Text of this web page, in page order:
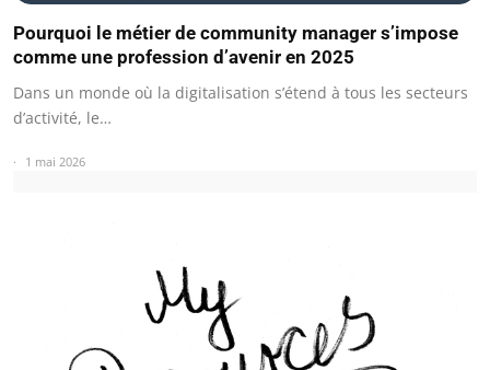
Pourquoi le métier de community manager s’impose
comme une profession d’avenir en 2025
Dans un monde où la digitalisation s’étend à tous les secteurs
d’activité, le…
1 mai 2026